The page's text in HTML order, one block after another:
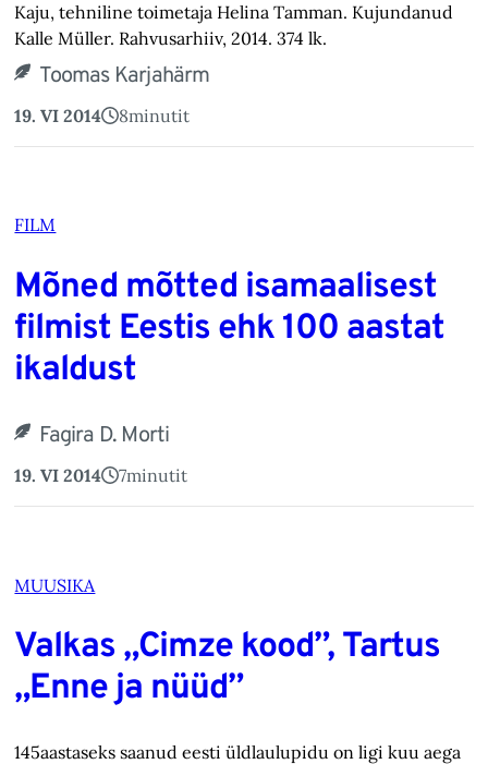
Kaju, tehniline toimetaja Helina Tamman. Kujundanud
Kalle Müller. Rahvusarhiiv, 2014. 374 lk.
Toomas Karjahärm
19. VI 2014 8minutit
FILM
Mõned mõtted isamaalisest
filmist Eestis ehk 100 aastat
ikaldust
Fagira D. Morti
19. VI 2014 7minutit
MUUSIKA
Valkas „Cimze kood”, Tartus
„Enne ja nüüd”
145aastaseks saanud eesti üldlaulupidu on ligi kuu aega